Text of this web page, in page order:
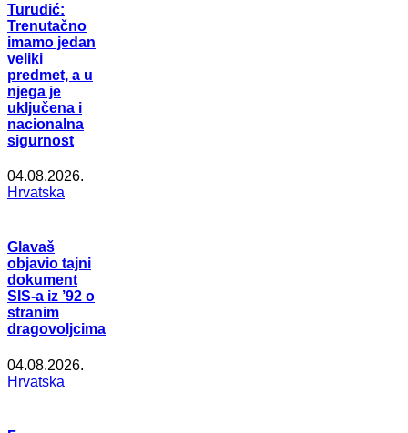
Turudić:
Trenutačno
imamo jedan
veliki
predmet, a u
njega je
uključena i
nacionalna
sigurnost
04.08.2026.
Hrvatska
Glavaš
objavio tajni
dokument
SIS-a iz ’92 o
stranim
dragovoljcima
04.08.2026.
Hrvatska